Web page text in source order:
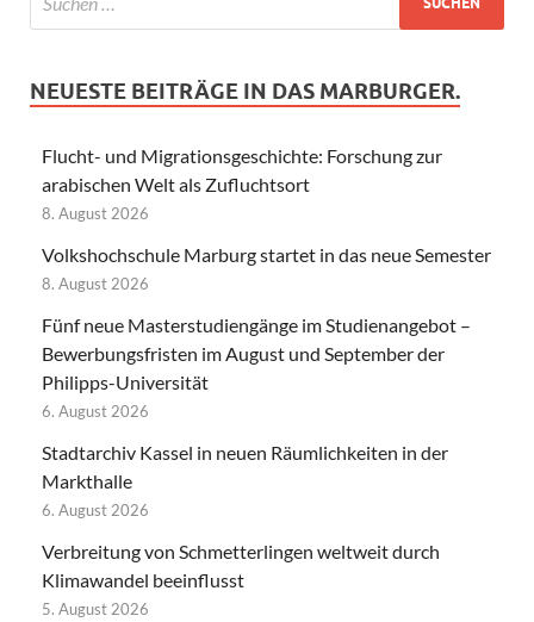
NEUESTE BEITRÄGE IN DAS MARBURGER.
Flucht- und Migrationsgeschichte: Forschung zur
arabischen Welt als Zufluchtsort
8. August 2026
Volkshochschule Marburg startet in das neue Semester
8. August 2026
Fünf neue Masterstudiengänge im Studienangebot –
Bewerbungsfristen im August und September der
Philipps-Universität
6. August 2026
Stadtarchiv Kassel in neuen Räumlichkeiten in der
Markthalle
6. August 2026
Verbreitung von Schmetterlingen weltweit durch
Klimawandel beeinflusst
5. August 2026